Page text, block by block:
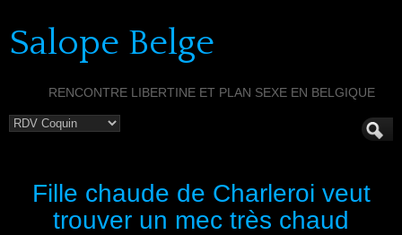
Salope Belge
RENCONTRE LIBERTINE ET PLAN SEXE EN BELGIQUE
Fille chaude de Charleroi veut
trouver un mec très chaud